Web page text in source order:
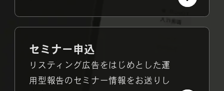
セミナー申込
リスティング広告をはじめとした運
用型報告のセミナー情報をお送りし